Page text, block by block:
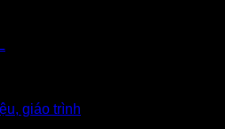
giáo trình